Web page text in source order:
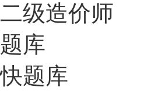
二级造价师
题库
快题库